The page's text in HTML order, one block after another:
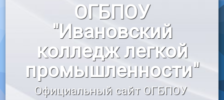
«Профессионалы»
«Профессионалитет»
Образовательный кредит
ОГБПОУ
"Ивановский
колледж легкой
промышленности"
Официальный сайт ОГБПОУ